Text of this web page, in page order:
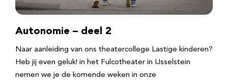
Autonomie – deel 2
Naar aanleiding van ons theatercollege Lastige kinderen?
Heb jij even geluk! in het Fulcotheater in IJsselstein
nemen we je de komende weken in onze